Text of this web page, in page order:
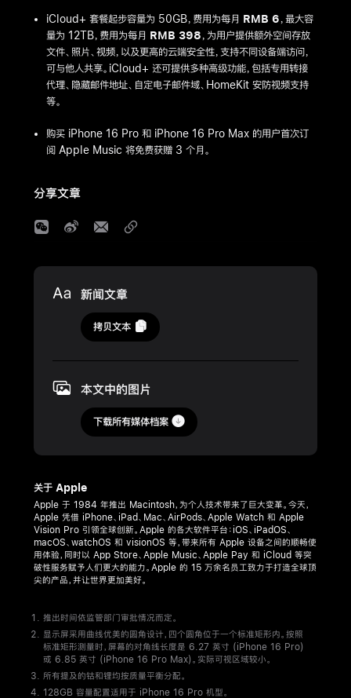
iCloud+ 套餐起步容量为 50GB，费用为每月 RMB 6，最大容
量为 12TB，费用为每月 RMB 398，为用户提供额外空间存放
文件、照片、视频，以及更高的云端安全性，支持不同设备端访问，
可与他人共享。iCloud+ 还可提供多种高级功能，包括专用转接
代理、隐藏邮件地址、自定电子邮件域、HomeKit 安防视频支持
等。
购买 iPhone 16 Pro 和 iPhone 16 Pro Max 的用户首次订
阅 Apple Music 将免费获赠 3 个月。
分享文章
新闻文章
2024
年
9
月
日
稿
Apple
发
布
iPhone 16 Pro
iPhone 16 Pro Max
依
A18
拷贝文本
本文中的图片
下载所有媒体档案
关于 Apple
Apple 于 1984 年推出 Macintosh，为个人技术带来了巨大变革。今天，
Apple 凭借 iPhone、iPad、Mac、AirPods、Apple Watch 和 Apple
Vision Pro 引领全球创新。Apple 的各大软件平台：iOS、iPadOS、
macOS、watchOS 和 visionOS 等，带来所有 Apple 设备之间的顺畅使
用体验，同时以 App Store、Apple Music、Apple Pay 和 iCloud 等突
破性服务赋予人们更大的能力。Apple 的 15 万余名员工致力于打造全球顶
尖的产品，并让世界更加美好。
推出时间依监管部门审批情况而定。
显示屏采用曲线优美的圆角设计，四个圆角位于一个标准矩形内。按照
标准矩形测量时，屏幕的对角线长度是 6.27 英寸 (iPhone 16 Pro)
或 6.85 英寸 (iPhone 16 Pro Max)。实际可视区域较小。
所有提及的钴和锂均按质量平衡分配。
128GB 容量配置适用于 iPhone 16 Pro 机型。